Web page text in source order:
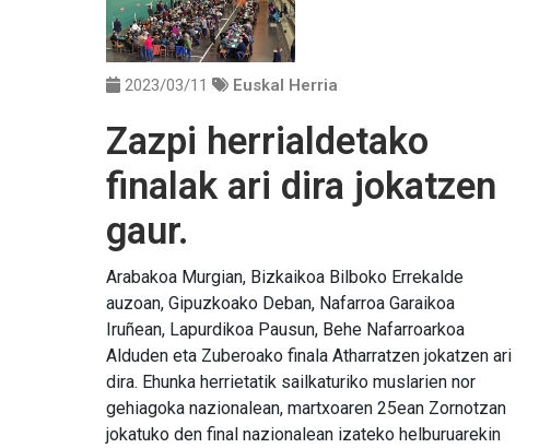
2023/03/11 Euskal Herria
Zazpi herrialdetako
finalak ari dira jokatzen
gaur.
Arabakoa Murgian, Bizkaikoa Bilboko Errekalde
auzoan, Gipuzkoako Deban, Nafarroa Garaikoa
Iruñean, Lapurdikoa Pausun, Behe Nafarroarkoa
Alduden eta Zuberoako finala Atharratzen jokatzen ari
dira. Ehunka herrietatik sailkaturiko muslarien nor
gehiagoka nazionalean, martxoaren 25ean Zornotzan
jokatuko den final nazionalean izateko helburuarekin